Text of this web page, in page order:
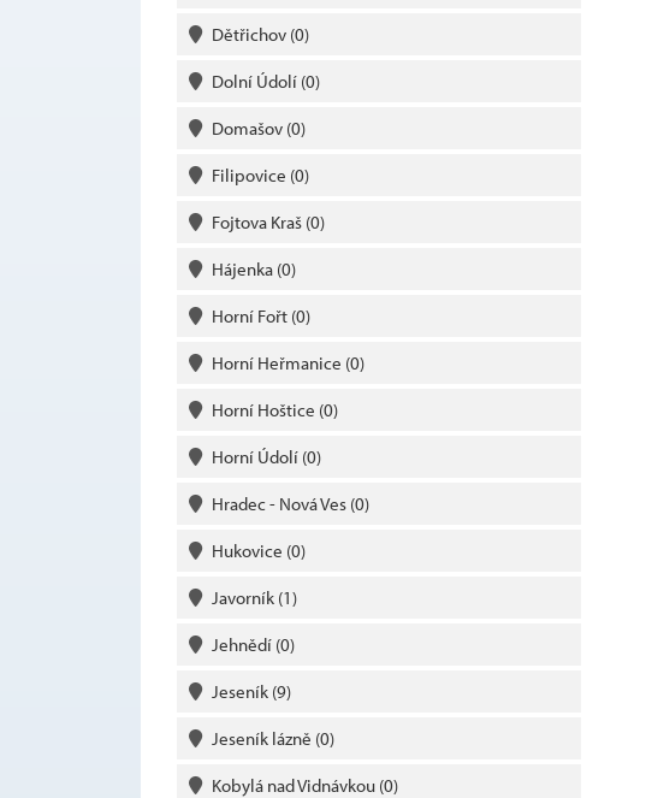
Dětřichov (0)
Dolní Údolí (0)
Domašov (0)
Filipovice (0)
Fojtova Kraš (0)
Hájenka (0)
Horní Fořt (0)
Horní Heřmanice (0)
Horní Hoštice (0)
Horní Údolí (0)
Hradec - Nová Ves (0)
Hukovice (0)
Javorník (1)
Jehnědí (0)
Jeseník (9)
Jeseník lázně (0)
Kobylá nad Vidnávkou (0)